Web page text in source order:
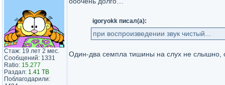
Стаж: 19 лет 2 мес.
Сообщений: 1331
Ratio: 15.277
Раздал: 1.41 TB
Поблагодарили:
igoryokk писал(а):
при воспроизведении звук чистый...
Один-два семпла тишины на слух не слышно,